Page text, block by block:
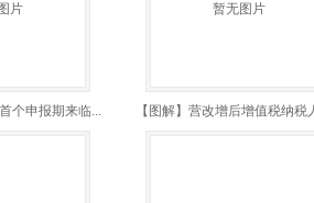
片
个申报期来临...
暂无图片
【图解】营改增后增值税纳税